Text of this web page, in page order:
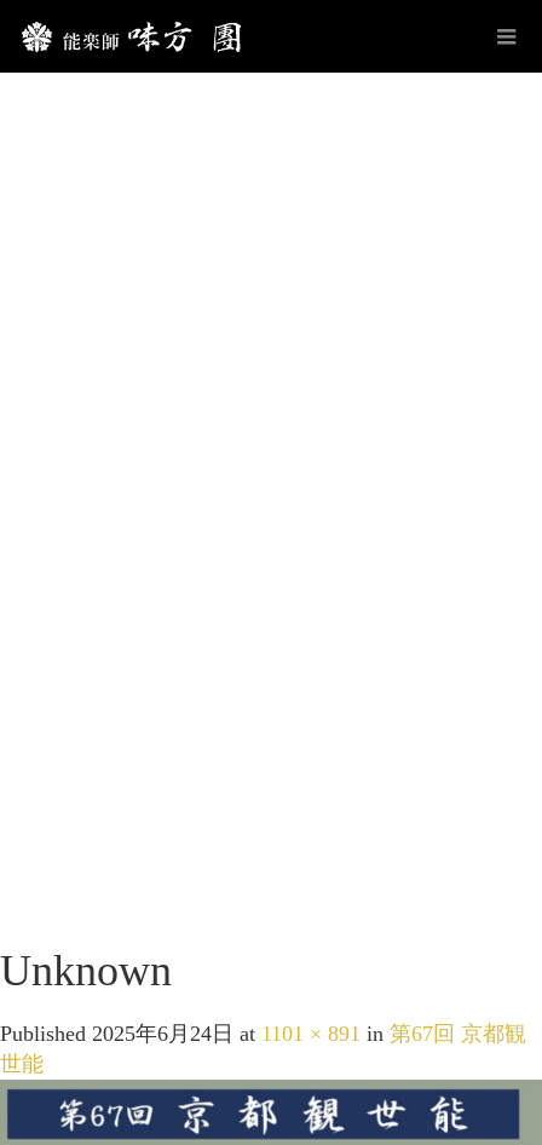
Unknown
Published 2025年6月24日 at 1101 × 891 in 第67回 京都観
世能